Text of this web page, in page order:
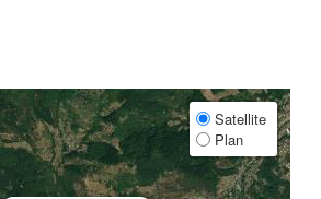
Satellite
Plan